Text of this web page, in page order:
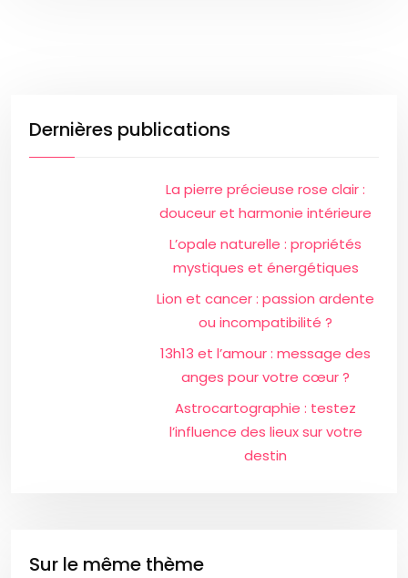
Dernières publications
La pierre précieuse rose clair :
douceur et harmonie intérieure
L’opale naturelle : propriétés
mystiques et énergétiques
Lion et cancer : passion ardente
ou incompatibilité ?
13h13 et l’amour : message des
anges pour votre cœur ?
Astrocartographie : testez
l’influence des lieux sur votre
destin
Sur le même thème